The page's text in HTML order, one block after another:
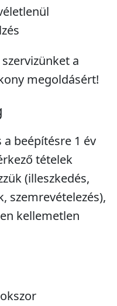
a
megoldásért!
beépítésre 1 év
tételek
(illeszkedés,
szemrevételezés),
kellemetlen